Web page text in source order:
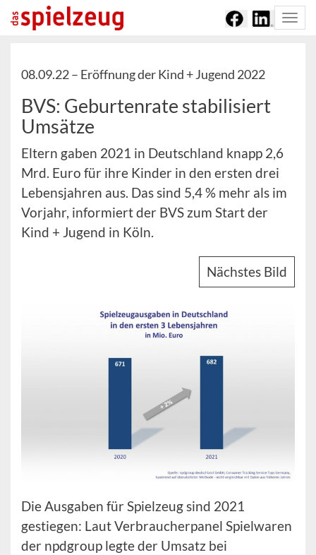
08.09.22 – Eröffnung der Kind + Jugend 2022
BVS: Geburtenrate stabilisiert
Umsätze
Eltern gaben 2021 in Deutschland knapp 2,6
Mrd. Euro für ihre Kinder in den ersten drei
Lebensjahren aus. Das sind 5,4 % mehr als im
Vorjahr, informiert der BVS zum Start der
Kind + Jugend in Köln.
Nächstes Bild
Die Ausgaben für Spielzeug sind 2021
gestiegen: Laut Verbraucherpanel Spielwaren
der npdgroup legte der Umsatz bei